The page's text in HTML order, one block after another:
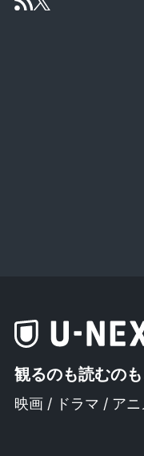
観るのも読むのも
映画 / ドラマ / アニ